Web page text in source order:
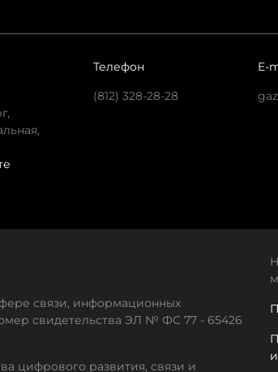
Телефон
(812) 328-28-28
E-
связи, информационных
свидетельства ЭЛ № ФС 77 - 65426
цифрового развития, связи и